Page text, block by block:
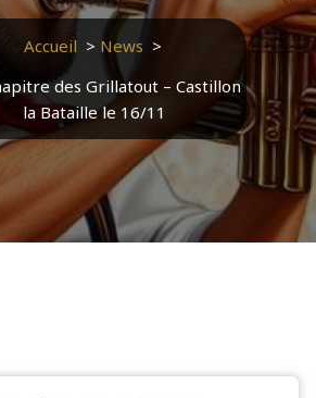
Accueil > News >
des Grillatout – Castillon
la Bataille le 16/11